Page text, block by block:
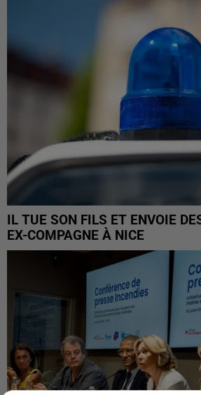
IL TUE SON FILS ET ENVOIE
EX-COMPAGNE À NICE